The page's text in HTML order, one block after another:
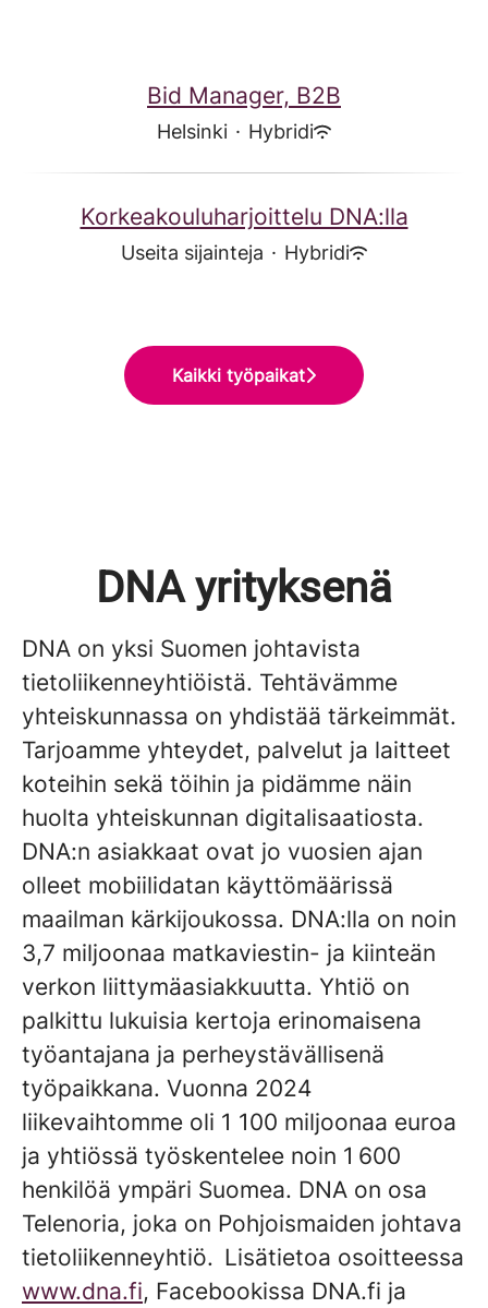
Bid Manager, B2B
Helsinki · Hybridi
Korkeakouluharjoittelu DNA:lla
Useita sijainteja · Hybridi
Kaikki työpaikat
DNA yrityksenä
DNA on yksi Suomen johtavista
tietoliikenneyhtiöistä. Tehtävämme
yhteiskunnassa on yhdistää tärkeimmät.
Tarjoamme yhteydet, palvelut ja laitteet
koteihin sekä töihin ja pidämme näin
huolta yhteiskunnan digitalisaatiosta.
DNA:n asiakkaat ovat jo vuosien ajan
olleet mobiilidatan käyttömäärissä
maailman kärkijoukossa. DNA:lla on noin
3,7 miljoonaa matkaviestin- ja kiinteän
verkon liittymäasiakkuutta. Yhtiö on
palkittu lukuisia kertoja erinomaisena
työantajana ja perheystävällisenä
työpaikkana. Vuonna 2024
liikevaihtomme oli 1 100 miljoonaa euroa
ja yhtiössä työskentelee noin 1 600
henkilöä ympäri Suomea. DNA on osa
Telenoria, joka on Pohjoismaiden johtava
tietoliikenneyhtiö. Lisätietoa osoitteessa
www.dna.fi, Facebookissa DNA.fi ja